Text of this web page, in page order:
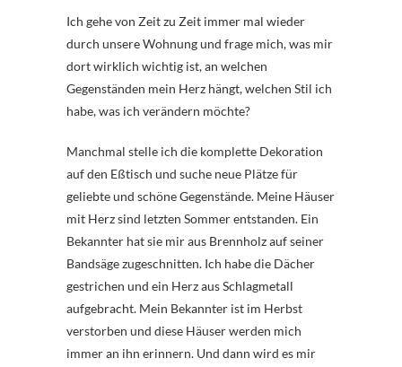
Ich gehe von Zeit zu Zeit immer mal wieder
durch unsere Wohnung und frage mich, was mir
dort wirklich wichtig ist, an welchen
Gegenständen mein Herz hängt, welchen Stil ich
habe, was ich verändern möchte?
Manchmal stelle ich die komplette Dekoration
auf den Eßtisch und suche neue Plätze für
geliebte und schöne Gegenstände. Meine Häuser
mit Herz sind letzten Sommer entstanden. Ein
Bekannter hat sie mir aus Brennholz auf seiner
Bandsäge zugeschnitten. Ich habe die Dächer
gestrichen und ein Herz aus Schlagmetall
aufgebracht. Mein Bekannter ist im Herbst
verstorben und diese Häuser werden mich
immer an ihn erinnern. Und dann wird es mir